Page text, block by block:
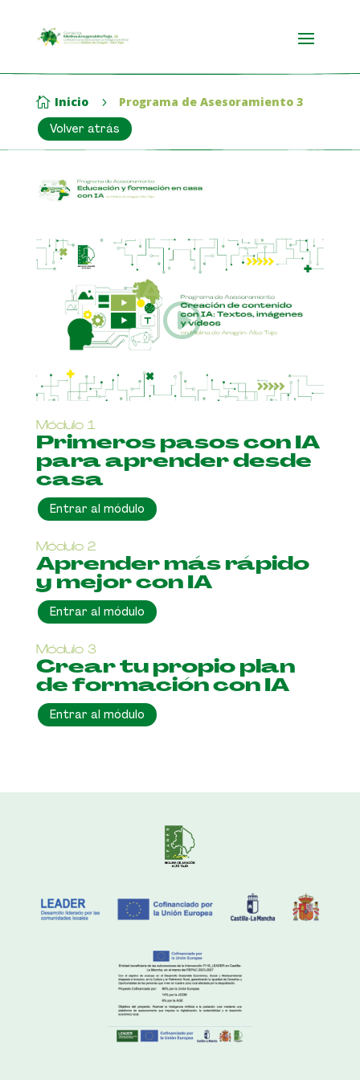
 Inicio 5 Programa de Asesoramiento 3
Volver atrás
Módulo 1
Primeros pasos con IA
para aprender desde
casa
Entrar al módulo
Módulo 2
Aprender más rápido
y mejor con IA
Entrar al módulo
Módulo 3
Crear tu propio plan
de formación con IA
Entrar al módulo